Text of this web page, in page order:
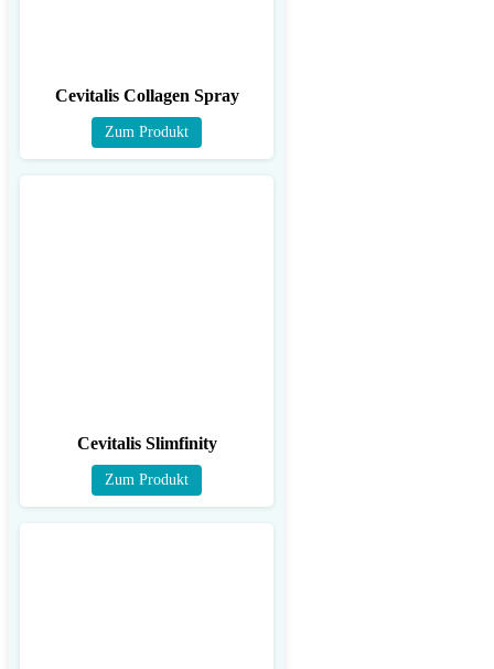
Cevitalis Collagen Spray
Zum Produkt
Cevitalis Slimfinity
Zum Produkt